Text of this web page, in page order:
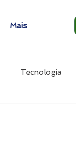
Mais
Tecnologia